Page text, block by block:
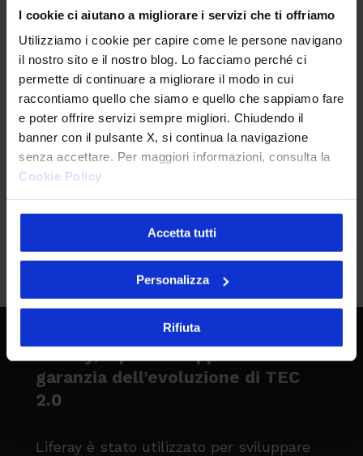
I cookie ci aiutano a migliorare i servizi che ti offriamo
Utilizziamo i cookie per capire come le persone navigano
il nostro sito e il nostro blog. Lo facciamo perché ci
permette di continuare a migliorare il modo in cui
raccontiamo quello che siamo e quello che sappiamo fare
e poter offrire servizi sempre migliori. Chiudendo il
banner con il pulsante X, si continua la navigazione
senza accettare. Per maggiori informazioni, consulta la
Cookie Policy
Accetta tutti
Personalizza
Rifiuta
server sideche consente di non scaricare
completamente il file per visualizzare alcune
pagine del documento.
L’interfacciadrag-and-dropper spostare in
modo facile, pratico e veloce i documenti.
garanzia dell’evoluzione di TEC
2.0
Liferay è stato utilizzato per sviluppare